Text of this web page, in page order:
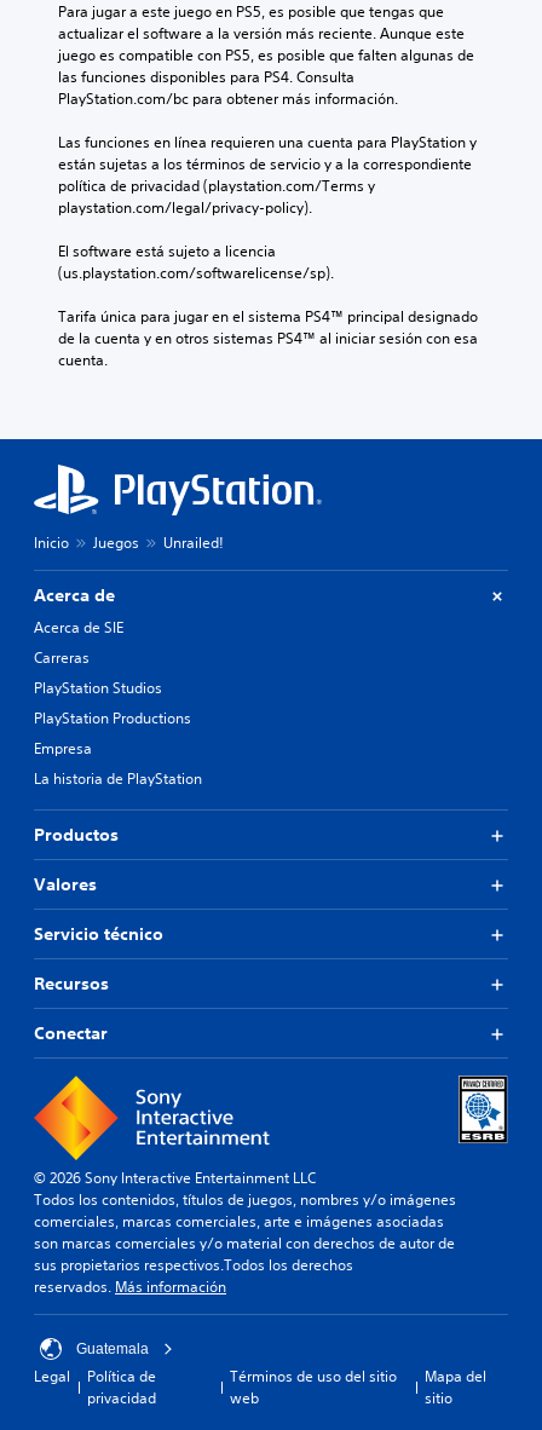
Para jugar a este juego en PS5, es posible que tengas que
actualizar el software a la versión más reciente. Aunque este
juego es compatible con PS5, es posible que falten algunas de
las funciones disponibles para PS4. Consulta
PlayStation.com/bc para obtener más información.
Las funciones en línea requieren una cuenta para PlayStation y
están sujetas a los términos de servicio y a la correspondiente
política de privacidad (playstation.com/Terms y
playstation.com/legal/privacy-policy).
El software está sujeto a licencia
(us.playstation.com/softwarelicense/sp).
Tarifa única para jugar en el sistema PS4™ principal designado
de la cuenta y en otros sistemas PS4™ al iniciar sesión con esa
cuenta.
Inicio Juegos Unrailed!
Acerca de
Acerca de SIE
Carreras
PlayStation Studios
PlayStation Productions
Empresa
La historia de PlayStation
Productos
Valores
Servicio técnico
Recursos
Conectar
© 2026 Sony Interactive Entertainment LLC
Todos los contenidos, títulos de juegos, nombres y/o imágenes
comerciales, marcas comerciales, arte e imágenes asociadas
son marcas comerciales y/o material con derechos de autor de
sus propietarios respectivos.Todos los derechos
reservados. Más información
Guatemala
Legal
Política de
privacidad
Términos de uso del sitio
web
Mapa del
sitio